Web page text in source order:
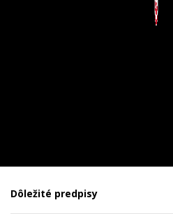
Dôležité predpisy